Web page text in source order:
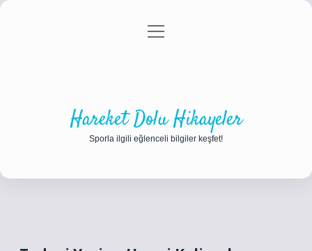
Gizlilik Politikası
menüyü
Hareket Dolu Hikayeler
Sporla ilgili eğlenceli bilgiler keşfet!